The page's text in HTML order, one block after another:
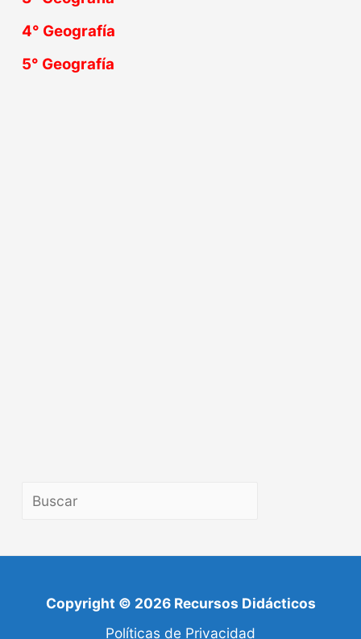
4° Geografía
5° Geografía
a
r
Copyright © 2026 Recursos Didácticos
Políticas de Privacidad